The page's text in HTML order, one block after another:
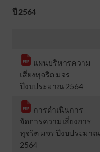
ปี 2564
แผนบริหารความ
เสี่ยงทุจริต มจร
ปีงบประมาณ 2564
การดำเนินการ
จัดการความเสี่ยงการ
ทุจริต มจร ปีงบประมาณ
2564